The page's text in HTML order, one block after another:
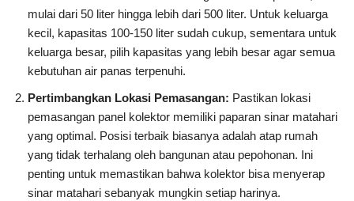
mulai dari 50 liter hingga lebih dari 500 liter. Untuk keluarga
kecil, kapasitas 100-150 liter sudah cukup, sementara untuk
keluarga besar, pilih kapasitas yang lebih besar agar semua
kebutuhan air panas terpenuhi.
Pertimbangkan Lokasi Pemasangan: Pastikan lokasi
pemasangan panel kolektor memiliki paparan sinar matahari
yang optimal. Posisi terbaik biasanya adalah atap rumah
yang tidak terhalang oleh bangunan atau pepohonan. Ini
penting untuk memastikan bahwa kolektor bisa menyerap
sinar matahari sebanyak mungkin setiap harinya.